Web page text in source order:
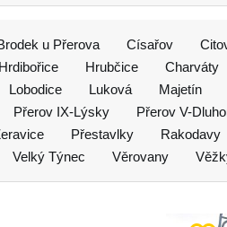
u Přerova Císařov
Hrdibořice Hrubčice Charváty
Lobodice Luková Majetín
Přerov IX-Lýsky Přerov V-
Přestavlky Rakodavy
Velký Týnec Věrovany